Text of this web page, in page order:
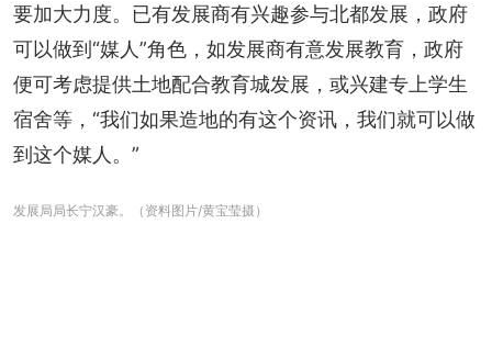
要加大力度。已有发展商有兴趣参与北都发展，政府
可以做到“媒人”角色，如发展商有意发展教育，政府
便可考虑提供土地配合教育城发展，或兴建专上学生
宿舍等，“我们如果造地的有这个资讯，我们就可以做
到这个媒人。”
发展局局长宁汉豪。（资料图片/黄宝莹摄）